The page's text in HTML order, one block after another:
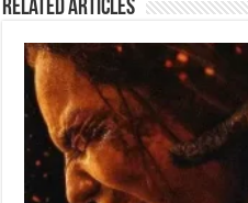
Related Articles